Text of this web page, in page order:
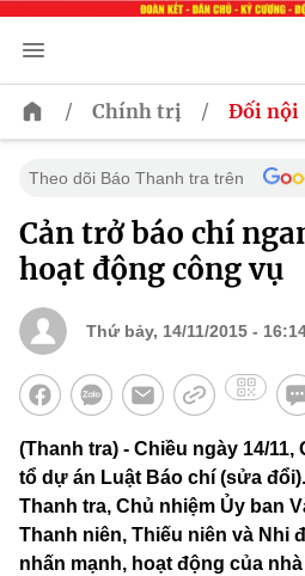
/ Chính trị / Đối nội
Theo dõi Báo Thanh tra trên
Cản trở báo chí
hoạt động công vụ
Thứ bảy, 14/11/2015 -
(Thanh tra) - Chiều ngày 14/
tổ dự án Luật Báo chí (sửa
Thanh tra, Chủ nhiệm Ủy ban
Thanh niên, Thiếu niên và Nhi
nhấn mạnh, hoạt động của